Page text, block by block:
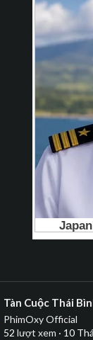
⁣Tàn Cuộc Thái
PhimOxy Official
52 lượt xem · 10